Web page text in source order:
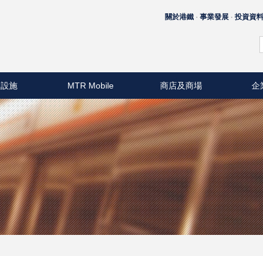
關於港鐵 事業發展 投資資料
施 MTR Mobile 商店及商場 企